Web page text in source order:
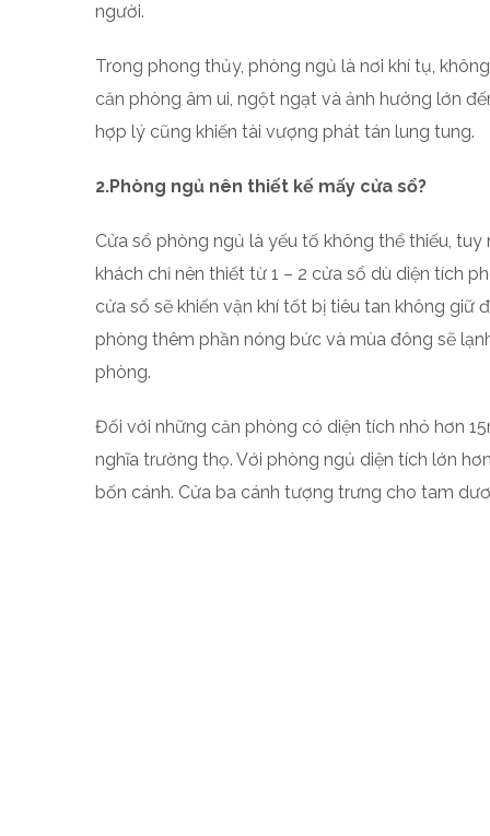
người.
Trong phong thủy, phòng ngủ là nơi khí tụ,
căn phòng âm ui, ngột ngạt và ảnh hưởng lớn
hợp lý cũng khiến tài vượng phát tán lung tung.
2.Phòng ngủ nên thiết kế mấy cửa sổ?
Cửa sổ phòng ngủ là yếu tố không thể thiếu,
khách chỉ nên thiết từ 1 – 2 cửa sổ dù diện tích
cửa sổ sẽ khiến vận khí tốt bị tiêu tan không giữ
phòng thêm phần nóng bức và mùa đông sẽ
phòng.
Đối với những căn phòng có diện tích nhỏ hơn
nghĩa trường thọ. Với phòng ngủ diện tích lớn
bốn cánh. Cửa ba cánh tượng trưng cho tam